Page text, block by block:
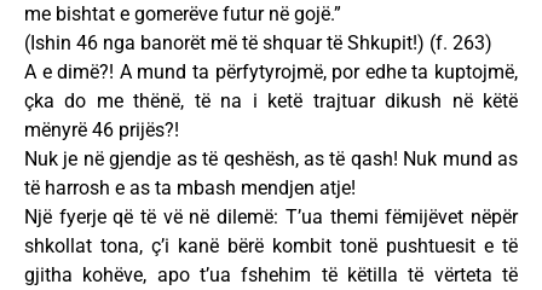
me bishtat e gomerëve futur në gojë.”
(Ishin 46 nga banorët më të shquar të Shkupit!) (f. 263)
A e dimë?! A mund ta përfytyrojmë, por edhe ta kuptojmë,
çka do me thënë, të na i ketë trajtuar dikush në këtë
mënyrë 46 prijës?!
Nuk je në gjendje as të qeshësh, as të qash! Nuk mund as
të harrosh e as ta mbash mendjen atje!
Një fyerje që të vë në dilemë: T’ua themi fëmijëvet nëpër
shkollat tona, ç’i kanë bërë kombit tonë pushtuesit e të
gjitha kohëve, apo t’ua fshehim të këtilla të vërteta të